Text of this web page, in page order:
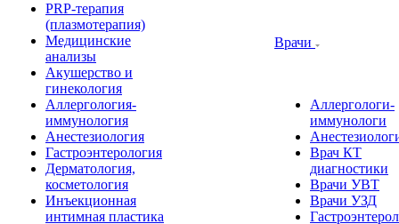
PRP-терапия
(плазмотерапия)
Медицинские
анализы
Акушерство и
гинекология
Аллергология-
иммунология
Анестезиология
Гастроэнтерология
Дерматология,
косметология
Инъекционная
интимная пластика
Врачи
Аллергологи-
иммунологи
Врач КТ
диагностики
Врачи УВТ
Врачи УЗД